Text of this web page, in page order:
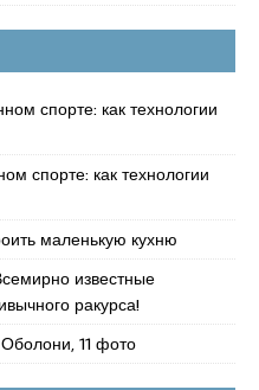
спорте: как технологии
спорте: как технологии
маленькую кухню
известные
ракурса!
11 фото